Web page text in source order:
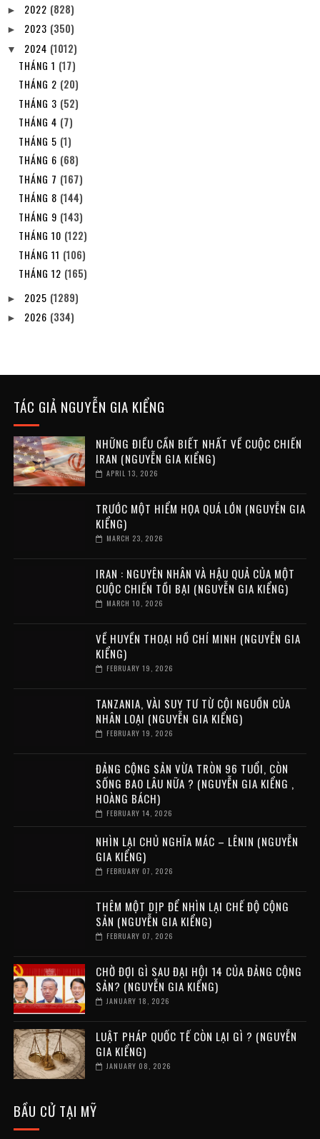
► 2022 (828)
► 2023 (350)
▼ 2024 (1012)
THÁNG 1 (17)
THÁNG 2 (20)
THÁNG 3 (52)
THÁNG 4 (7)
THÁNG 5 (1)
THÁNG 6 (68)
THÁNG 7 (167)
THÁNG 8 (144)
THÁNG 9 (143)
THÁNG 10 (122)
THÁNG 11 (106)
THÁNG 12 (165)
► 2025 (1289)
► 2026 (334)
TÁC GIẢ NGUYỄN GIA KIỂNG
NHỮNG ĐIỀU CẦN BIẾT NHẤT VỀ CUỘC CHIẾN
IRAN (NGUYỄN GIA KIỂNG)
APRIL 13, 2026
TRƯỚC MỘT HIỂM HỌA QUÁ LỚN (NGUYỄN GIA
KIỂNG)
MARCH 23, 2026
IRAN : NGUYÊN NHÂN VÀ HẬU QUẢ CỦA MỘT
CUỘC CHIẾN TỒI BẠI (NGUYỄN GIA KIỂNG)
MARCH 10, 2026
VỀ HUYỀN THOẠI HỒ CHÍ MINH (NGUYỄN GIA
KIỂNG)
FEBRUARY 19, 2026
TANZANIA, VÀI SUY TƯ TỪ CỘI NGUỒN CỦA
NHÂN LOẠI (NGUYỄN GIA KIỂNG)
FEBRUARY 19, 2026
ĐẢNG CỘNG SẢN VỪA TRÒN 96 TUỔI, CÒN
SỐNG BAO LÂU NỮA ? (NGUYỄN GIA KIỂNG ,
HOÀNG BÁCH)
FEBRUARY 14, 2026
NHÌN LẠI CHỦ NGHĨA MÁC – LÊNIN (NGUYỄN
GIA KIỂNG)
FEBRUARY 07, 2026
THÊM MỘT DỊP ĐỂ NHÌN LẠI CHẾ ĐỘ CỘNG
SẢN (NGUYỄN GIA KIỂNG)
FEBRUARY 07, 2026
CHỜ ĐỢI GÌ SAU ĐẠI HỘI 14 CỦA ĐẢNG CỘNG
SẢN? (NGUYỄN GIA KIỂNG)
JANUARY 18, 2026
LUẬT PHÁP QUỐC TẾ CÒN LẠI GÌ ? (NGUYỄN
GIA KIỂNG)
JANUARY 08, 2026
BẦU CỬ TẠI MỸ